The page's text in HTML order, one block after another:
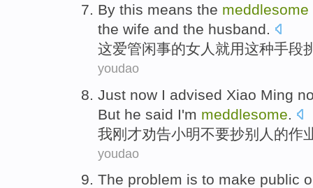
By this means the meddlesome
the wife and the husband.
这爱管闲事的女人 就用这种手段
youdao
Just now I advised Xiao Ming
But he said I'm meddlesome
我刚才劝告小明不要抄别人 的作
youdao
The problem is to make public